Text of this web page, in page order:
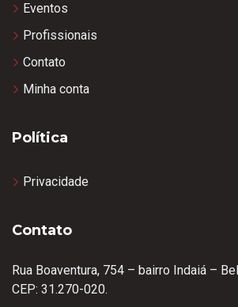
Eventos
Profissionais
Contato
Minha conta
Política
Privacidade
Contato
Rua Boaventura, 754 – bairro Indaiá –
CEP: 31.270-020.